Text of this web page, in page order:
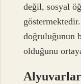
değil, sosyal
doğruluğunun
olduğunu
Alyuvarlar